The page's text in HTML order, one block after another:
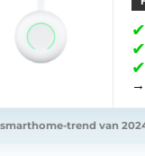
✔
✔
✔
→
trend van